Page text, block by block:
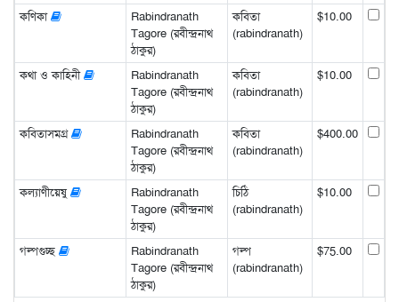
কণিকা
Rabindranath
Tagore (রবীন্দ্রনাথ
ঠাকুর)
কবিতা
(rabindranath)
$10.00
কথা ও কাহিনী
Rabindranath
Tagore (রবীন্দ্রনাথ
ঠাকুর)
কবিতা
(rabindranath)
$10.00
কবিতাসমগ্র
Rabindranath
Tagore (রবীন্দ্রনাথ
ঠাকুর)
কবিতা
(rabindranath)
$400.00
কল্যাণীয়েষু
Rabindranath
Tagore (রবীন্দ্রনাথ
ঠাকুর)
চিঠি
(rabindranath)
$10.00
গল্পগুচ্ছ
Rabindranath
Tagore (রবীন্দ্রনাথ
ঠাকুর)
গল্প
(rabindranath)
$75.00